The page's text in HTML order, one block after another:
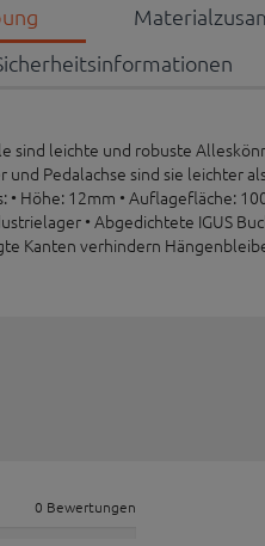
sind leichte und robuste
Pedalachse sind sie leichter
• Höhe: 12mm • Auflagefläche:
• Abgedichtete IGUS
Kanten verhindern
0 Bewertungen